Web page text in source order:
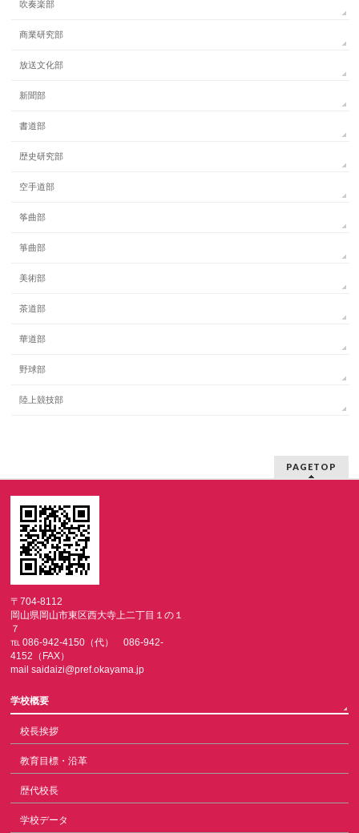
吹奏楽部
商業研究部
放送文化部
新聞部
書道部
歴史研究部
空手道部
筝曲部
箏曲部
美術部
茶道部
華道部
野球部
陸上競技部
PAGETOP
〒704-8112
岡山県岡山市東区西大寺上二丁目１の１
７
℡ 086-942-4150（代） 086-942-
4152（FAX）
mail saidaizi@pref.okayama.jp
学校概要
校長挨拶
教育目標・沿革
歴代校長
学校データ